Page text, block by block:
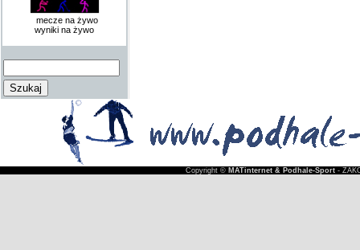
mecze na żywo
wyniki na żywo
Copyright © MATinternet & Podhale-Sport-